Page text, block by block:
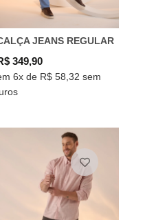
JEANS REGULAR
349,90
6x de R$ 58,32 sem